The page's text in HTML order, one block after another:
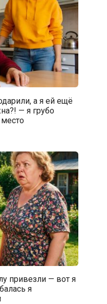
а я ей ещё
— я грубо
привезли — вот я
я